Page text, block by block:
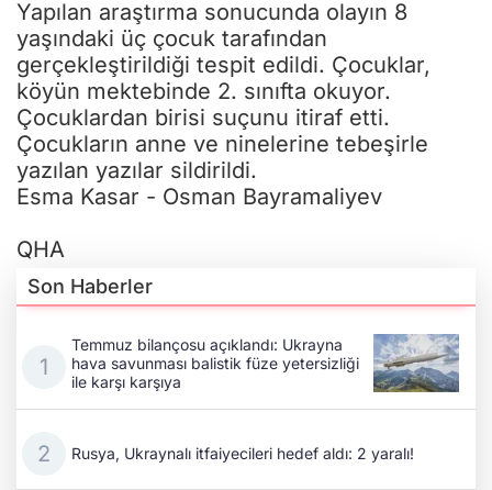
Yapılan araştırma sonucunda olayın 8
yaşındaki üç çocuk tarafından
gerçekleştirildiği tespit edildi. Çocuklar,
köyün mektebinde 2. sınıfta okuyor.
Çocuklardan birisi suçunu itiraf etti.
Çocukların anne ve ninelerine tebeşirle
yazılan yazılar sildirildi.
Esma Kasar - Osman Bayramaliyev
QHA
Son Haberler
Temmuz bilançosu açıklandı: Ukrayna
hava savunması balistik füze yetersizliği
ile karşı karşıya
Rusya, Ukraynalı itfaiyecileri hedef aldı: 2 yaralı!